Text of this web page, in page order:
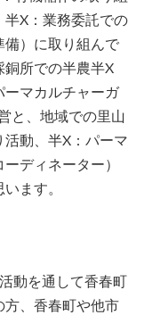
半X：業務委託での
備）に取り組んで
所での半農半X
ーマカルチャーガ
と、地域での里山
活動、半X：パーマ
ディネーター）
ます。
動を通して香春町
方、香春町や他市